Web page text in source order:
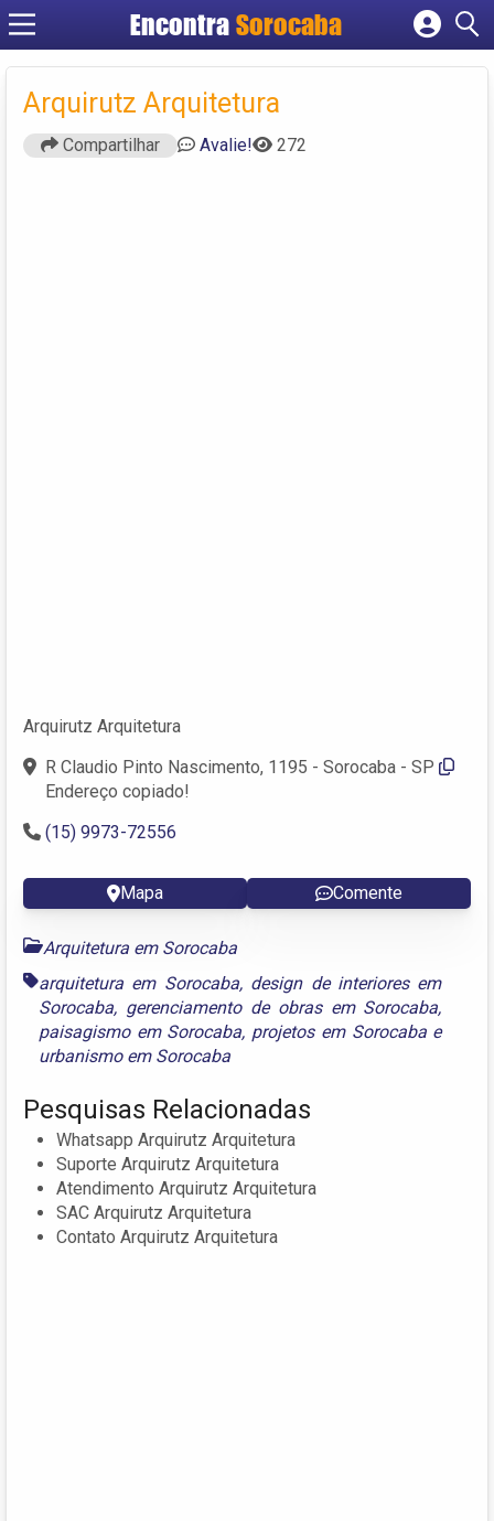
EncontraSorocaba
Cadastrar empresa
Criar conta
Arquirutz Arquitetura
Compartilhar Avalie! 272
Arquirutz Arquitetura
R Claudio Pinto Nascimento, 1195 - Sorocaba - SP
Endereço copiado!
(15) 9973-72556
Mapa Comente
Arquitetura em Sorocaba
arquitetura em Sorocaba, design de interiores em
Sorocaba, gerenciamento de obras em Sorocaba,
paisagismo em Sorocaba, projetos em Sorocabae
urbanismo em Sorocaba
Pesquisas Relacionadas
Whatsapp Arquirutz Arquitetura
Suporte Arquirutz Arquitetura
Atendimento Arquirutz Arquitetura
SAC Arquirutz Arquitetura
Contato Arquirutz Arquitetura